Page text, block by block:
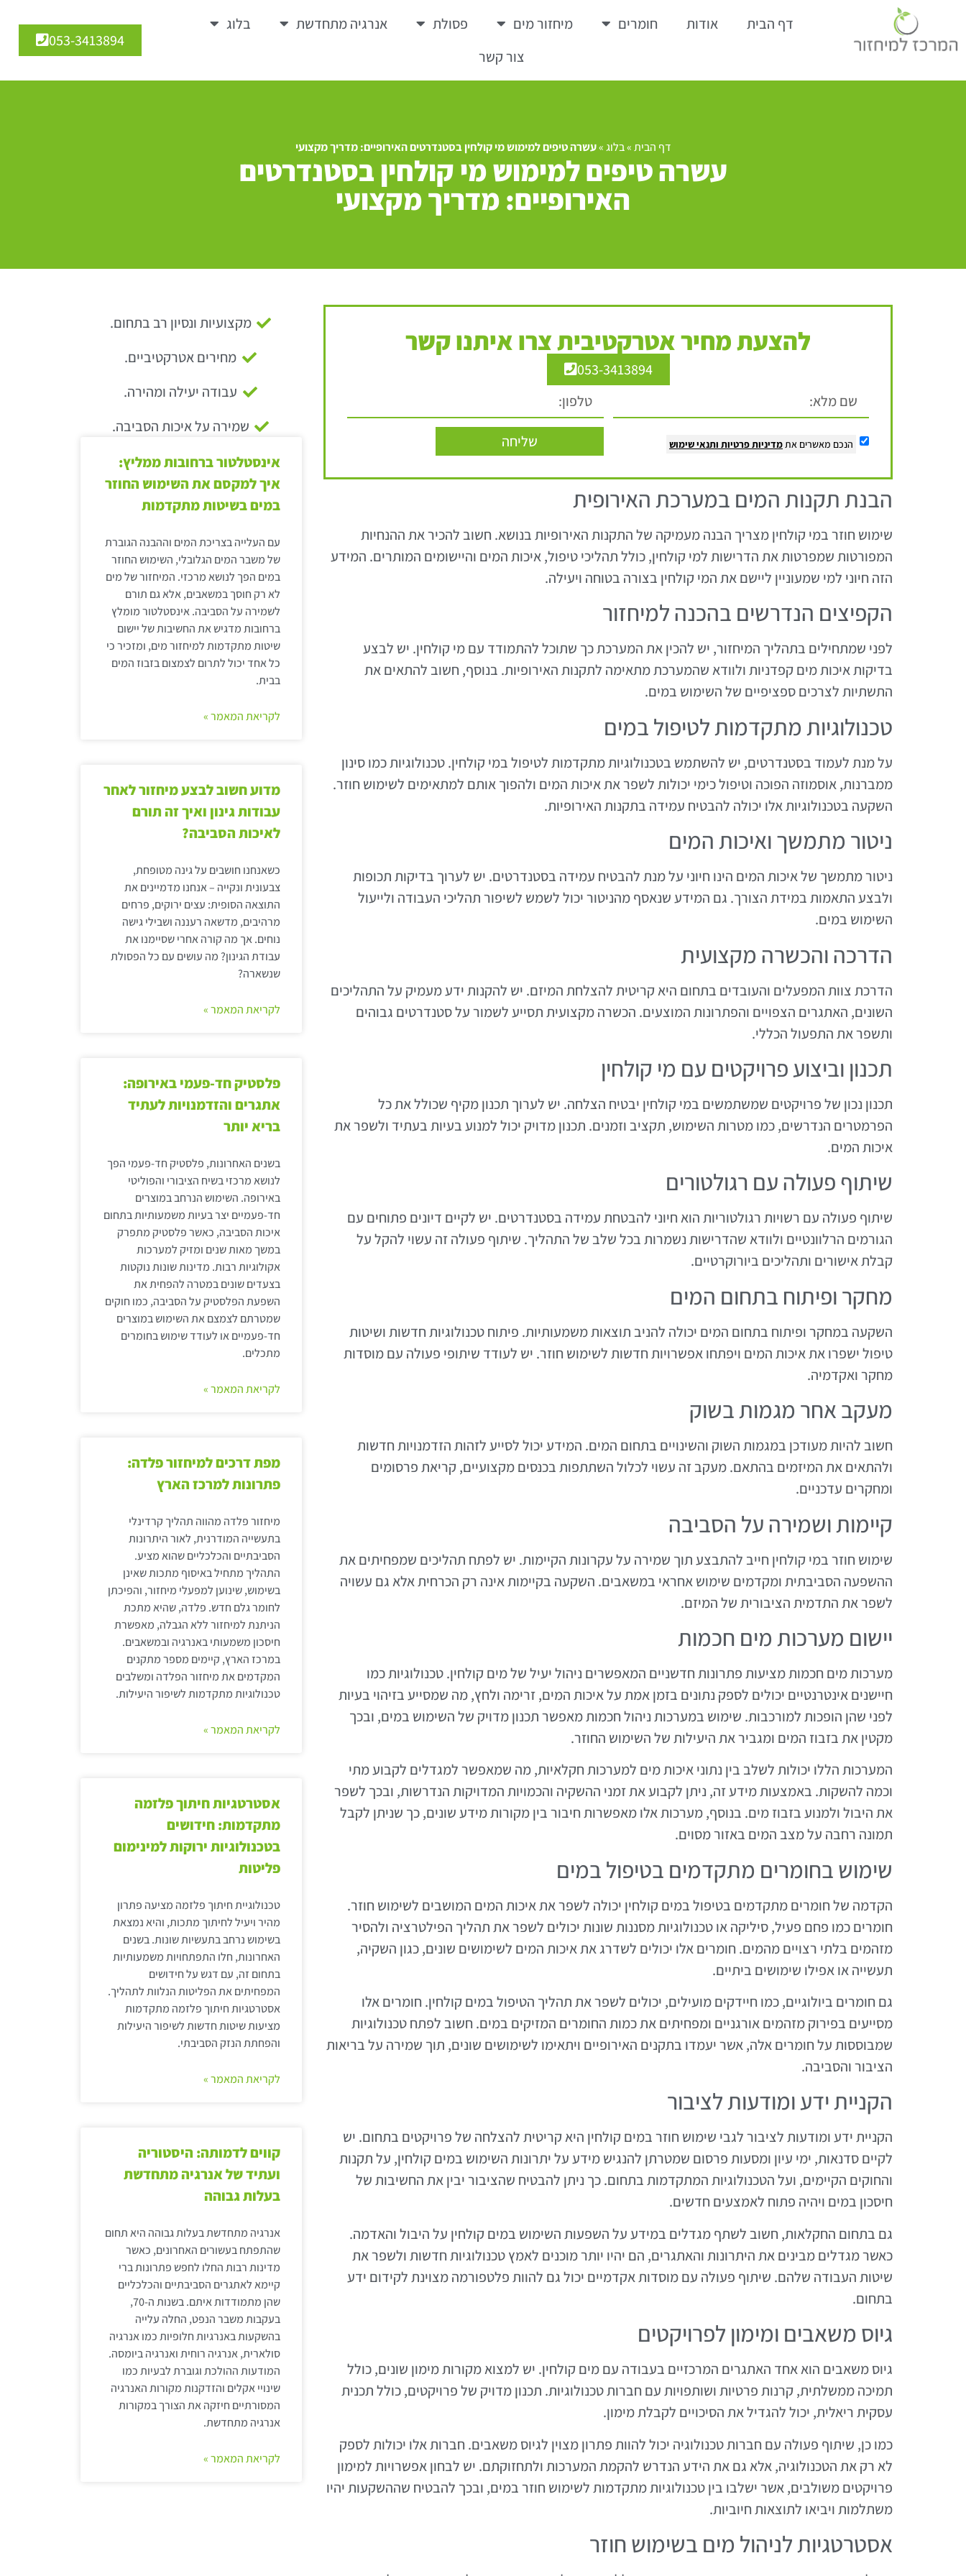
דף הבית אודות חומרים מיחזור מים פסולת אנרגיה מתחדשת
בלוג
צור קשר
053-3413894
דף הבית»בלוג»עשרה טיפים למימוש מי קולחין בסטנדרטים האירופיים: מדריך מקצועי
עשרה טיפים למימוש מי קולחין בסטנדרטים
האירופיים: מדריך מקצועי
להצעת מחיר אטרקטיבית צרו איתנו קשר
053-3413894
הנכם מאשרים אתמדיניות פרטיות ותנאי שימוש שליחה
הבנת תקנות המים במערכת האירופית
שימוש חוזר במי קולחין מצריך הבנה מעמיקה של התקנות האירופיות בנושא. חשוב להכיר את ההנחיות
המפורטות שמפרטות את הדרישות למי קולחין, כולל תהליכי טיפול, איכות המים והיישומים המותרים. המידע
הזה חיוני למי שמעוניין ליישם את המי קולחין בצורה בטוחה ויעילה.
הקפיצים הנדרשים בהכנה למיחזור
לפני שמתחילים בתהליך המיחזור, יש להכין את המערכת כך שתוכל להתמודד עם מי קולחין. יש לבצע
בדיקות איכות מים קפדניות ולוודא שהמערכת מתאימה לתקנות האירופיות. בנוסף, חשוב להתאים את
התשתיות לצרכים ספציפיים של השימוש במים.
טכנולוגיות מתקדמות לטיפול במים
על מנת לעמוד בסטנדרטים, יש להשתמש בטכנולוגיות מתקדמות לטיפול במי קולחין. טכנולוגיות כמו סינון
ממברנות, אוסמוזה הפוכה וטיפול כימי יכולות לשפר את איכות המים ולהפוך אותם למתאימים לשימוש חוזר.
השקעה בטכנולוגיות אלו יכולה להבטיח עמידה בתקנות האירופיות.
ניטור מתמשך ואיכות המים
ניטור מתמשך של איכות המים הינו חיוני על מנת להבטיח עמידה בסטנדרטים. יש לערוך בדיקות תכופות
ולבצע התאמות במידת הצורך. גם המידע שנאסף מהניטור יכול לשמש לשיפור תהליכי העבודה ולייעול
השימוש במים.
הדרכה והכשרה מקצועית
הדרכת צוות המפעלים והעובדים בתחום היא קריטית להצלחת המיזם. יש להקנות ידע מעמיק על התהליכים
השונים, האתגרים הצפויים והפתרונות המוצעים. הכשרה מקצועית תסייע לשמור על סטנדרטים גבוהים
ותשפר את התפעול הכללי.
תכנון וביצוע פרויקטים עם מי קולחין
תכנון נכון של פרויקטים שמשתמשים במי קולחין יבטיח הצלחה. יש לערוך תכנון מקיף שכולל את כל
הפרמטרים הנדרשים, כמו מטרות השימוש, תקציב וזמנים. תכנון מדויק יכול למנוע בעיות בעתיד ולשפר את
איכות המים.
שיתוף פעולה עם רגולטורים
שיתוף פעולה עם רשויות רגולטוריות הוא חיוני להבטחת עמידה בסטנדרטים. יש לקיים דיונים פתוחים עם
הגורמים הרלוונטיים ולוודא שהדרישות נשמרות בכל שלב של התהליך. שיתוף פעולה זה עשוי להקל על
קבלת אישורים ותהליכים ביורוקרטיים.
מחקר ופיתוח בתחום המים
השקעה במחקר ופיתוח בתחום המים יכולה להניב תוצאות משמעותיות. פיתוח טכנולוגיות חדשות ושיטות
טיפול ישפרו את איכות המים ויפתחו אפשרויות חדשות לשימוש חוזר. יש לעודד שיתופי פעולה עם מוסדות
מחקר ואקדמיה.
מעקב אחר מגמות בשוק
חשוב להיות מעודכן במגמות השוק והשינויים בתחום המים. המידע יכול לסייע לזהות הזדמנויות חדשות
ולהתאים את המיזמים בהתאם. מעקב זה עשוי לכלול השתתפות בכנסים מקצועיים, קריאת פרסומים
ומחקרים עדכניים.
קיימות ושמירה על הסביבה
שימוש חוזר במי קולחין חייב להתבצע תוך שמירה על עקרונות הקיימות. יש לפתח תהליכים שמפחיתים את
ההשפעה הסביבתית ומקדמים שימוש אחראי במשאבים. השקעה בקיימות אינה רק הכרחית אלא גם עשויה
לשפר את התדמית הציבורית של המיזם.
יישום מערכות מים חכמות
מערכות מים חכמות מציעות פתרונות חדשניים המאפשרים ניהול יעיל של מים קולחין. טכנולוגיות כמו
חיישנים אינטרנטיים יכולים לספק נתונים בזמן אמת על איכות המים, זרימה ולחץ, מה שמסייע בזיהוי בעיות
לפני שהן הופכות למורכבות. שימוש במערכות ניהול חכמות מאפשר תכנון מדויק של השימוש במים, ובכך
מקטין את בזבוז המים ומגביר את היעילות של השימוש החוזר.
המערכות הללו יכולות לשלב בין נתוני איכות מים למערכות חקלאיות, מה שמאפשר למגדלים לקבוע מתי
וכמה להשקות. באמצעות מידע זה, ניתן לקבוע את זמני ההשקיה והכמויות המדויקות הנדרשות, ובכך לשפר
את היבול ולמנוע בזבוז מים. בנוסף, מערכות אלו מאפשרות חיבור בין מקורות מידע שונים, כך שניתן לקבל
תמונה רחבה על מצב המים באזור מסוים.
שימוש בחומרים מתקדמים בטיפול במים
הקדמה של חומרים מתקדמים בטיפול במים קולחין יכולה לשפר את איכות המים המושבים לשימוש חוזר.
חומרים כמו פחם פעיל, סיליקה או טכנולוגיות מסננות שונות יכולים לשפר את תהליך הפילטרציה ולהסיר
מזהמים בלתי רצויים מהמים. חומרים אלו יכולים לשדרג את איכות המים לשימושים שונים, כגון השקיה,
תעשייה או אפילו שימושים ביתיים.
גם חומרים ביולוגיים, כמו חיידקים מועילים, יכולים לשפר את תהליך הטיפול במים קולחין. חומרים אלו
מסייעים בפירוק מזהמים אורגניים ומפחיתים את כמות החומרים המזיקים במים. חשוב לפתח טכנולוגיות
שמבוססות על חומרים אלה, אשר יעמדו בתקנים האירופיים ויתאימו לשימושים שונים, תוך שמירה על בריאות
הציבור והסביבה.
הקניית ידע ומודעות לציבור
הקניית ידע ומודעות לציבור לגבי שימוש חוזר במים קולחין היא קריטית להצלחה של פרויקטים בתחום. יש
לקיים סדנאות, ימי עיון ומסעות פרסום שמטרתן להנגיש מידע על יתרונות השימוש במים קולחין, על תקנות
והחוקים הקיימים, ועל הטכנולוגיות המתקדמות בתחום. כך ניתן להבטיח שהציבור יבין את החשיבות של
חיסכון במים ויהיה פתוח לאמצעים חדשים.
גם בתחום החקלאות, חשוב לשתף מגדלים במידע על השפעות השימוש במים קולחין על היבול והאדמה.
כאשר מגדלים מבינים את היתרונות והאתגרים, הם יהיו יותר מוכנים לאמץ טכנולוגיות חדשות ולשפר את
שיטות העבודה שלהם. שיתוף פעולה עם מוסדות אקדמיים יכול גם להוות פלטפורמה מצוינת לקידום ידע
בתחום.
גיוס משאבים ומימון לפרויקטים
גיוס משאבים הוא אחד האתגרים המרכזיים בעבודה עם מים קולחין. יש למצוא מקורות מימון שונים, כולל
תמיכה ממשלתית, קרנות פרטיות ושותפויות עם חברות טכנולוגיות. תכנון מדויק של פרויקטים, כולל תכנית
עסקית ריאלית, יכול להגדיל את הסיכויים לקבלת מימון.
כמו כן, שיתוף פעולה עם חברות טכנולוגיה יכול להוות פתרון מצוין לגיוס משאבים. חברות אלו יכולות לספק
לא רק את הטכנולוגיה, אלא גם את הידע הנדרש להקמת המערכות ולתחזוקתם. יש לבחון אפשרויות למימון
פרויקטים משולבים, אשר ישלבו בין טכנולוגיות מתקדמות לשימוש חוזר במים, ובכך להבטיח שההשקעות יהיו
משתלמות ויביאו לתוצאות חיוביות.
אסטרטגיות לניהול מים בשימוש חוזר
מקצועיות ונסיון רב בתחום.
מחירים אטרקטיביים.
עבודה יעילה ומהירה.
שמירה על איכות הסביבה.
אינסטלטור ברחובות ממליץ:
איך למקסם את השימוש החוזר
במים בשיטות מתקדמות
עם העלייה בצריכת המים וההבנה הגוברת
של משבר המים הגלובלי, השימוש החוזר
במים הפך לנושא מרכזי. המיחזור של מים
לא רק חוסך במשאבים, אלא גם תורם
לשמירה על הסביבה. אינסטלטור מומלץ
ברחובות מדגיש את החשיבות של יישום
שיטות מתקדמות למיחזור מים, ומזכיר כי
כל אחד יכול לתרום לצמצום בזבוז המים
בבית.
לקריאת המאמר »
מדוע חשוב לבצע מיחזור לאחר
עבודות גינון ואיך זה תורם
לאיכות הסביבה?
כשאנחנו חושבים על גינה מטופחת,
צבעונית ונקייה – אנחנו מדמיינים את
התוצאה הסופית: עצים ירוקים, פרחים
מרהיבים, מדשאה רעננה ושבילי גישה
נוחים. אך מה קורה אחרי שסיימנו את
עבודת הגינון? מה עושים עם כל הפסולת
שנשארה?
לקריאת המאמר »
פלסטיק חד-פעמי באירופה:
אתגרים והזדמנויות לעתיד
בריא יותר
בשנים האחרונות, פלסטיק חד-פעמי הפך
לנושא מרכזי בשיח הציבורי והפוליטי
באירופה. השימוש הנרחב במוצרים
חד-פעמיים יצר בעיות משמעותיות בתחום
איכות הסביבה, כאשר פלסטיק מתפרק
במשך מאות שנים ומזיק למערכות
אקולוגיות רבות. מדינות שונות נוקטות
בצעדים שונים במטרה להפחית את
השפעת הפלסטיק על הסביבה, כמו חוקים
שמטרתם לצמצם את השימוש במוצרים
חד-פעמיים או לעודד שימוש בחומרים
מתכלים.
לקריאת המאמר »
מפת דרכים למיחזור פלדה:
פתרונות למרכז הארץ
מיחזור פלדה מהווה תהליך קרדינלי
בתעשייה המודרנית, לאור היתרונות
הסביבתיים והכלכליים שהוא מציע.
התהליך מתחיל באיסוף מתכות שאינן
בשימוש, שינוען למפעלי מיחזור, והפיכתן
לחומר גלם חדש. פלדה, שהיא מתכת
הניתנת למיחזור ללא הגבלה, מאפשרת
חיסכון משמעותי באנרגיה ובמשאבים.
במרכז הארץ, קיימים מספר מתקנים
המקדמים את מיחזור הפלדה ומשלבים
טכנולוגיות מתקדמות לשיפור היעילות.
לקריאת המאמר »
אסטרטגיות חיתוך פלזמה
מתקדמות: חידושים
בטכנולוגיות ירוקות למינימום
פליטות
טכנולוגיית חיתוך פלזמה מציעה פתרון
מהיר ויעיל לחיתוך מתכות, והיא נמצאת
בשימוש נרחב בתעשיות שונות. בשנים
האחרונות, חלו התפתחויות משמעותיות
בתחום זה, עם דגש על חידושים
המפחיתים את הפליטות הנלוות לתהליך.
אסטרטגיות חיתוך פלזמה מתקדמות
מציעות שיטות חדשות לשיפור היעילות
והפחתת הנזק הסביבתי.
לקריאת המאמר »
קווים לדמותה: היסטוריה
ועתיד של אנרגיה מתחדשת
בעלות גבוהה
אנרגיה מתחדשת בעלות גבוהה היא תחום
שהתפתח בעשורים האחרונים, כאשר
מדינות רבות החלו לחפש פתרונות ברי
קיימא לאתגרים הסביבתיים והכלכליים
שהן מתמודדות איתם. בשנות ה-70,
בעקבות משבר הנפט, החלה עלייה
בהשקעות באנרגיות חלופיות כמו אנרגיה
סולארית, אנרגיה רוחית ואנרגיה ביומסה.
המודעות ההולכת וגוברת לבעיות כמו
שינויי אקלים והזדקנות מקורות האנרגיה
המסורתיים חיזקה את הצורך במקורות
אנרגיה מתחדשת.
לקריאת המאמר »